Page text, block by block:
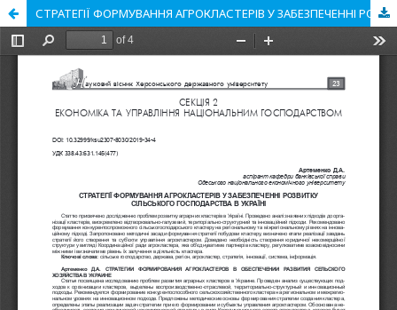
СТРАТЕГІЇ ФОРМУВАННЯ АГРОКЛАСТЕРІВ У ЗАБЕЗПЕЧЕННІ РОЗВИТКУ СІЛЬСЬКОГО ГОСПОДАРСТВА В УКРАЇНІ